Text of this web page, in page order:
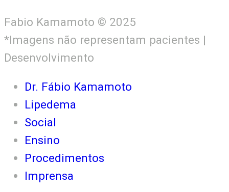
Fabio Kamamoto © 2025
*Imagens não representam pacientes |
Desenvolvimento
Dr. Fábio Kamamoto
Lipedema
Social
Ensino
Procedimentos
Imprensa